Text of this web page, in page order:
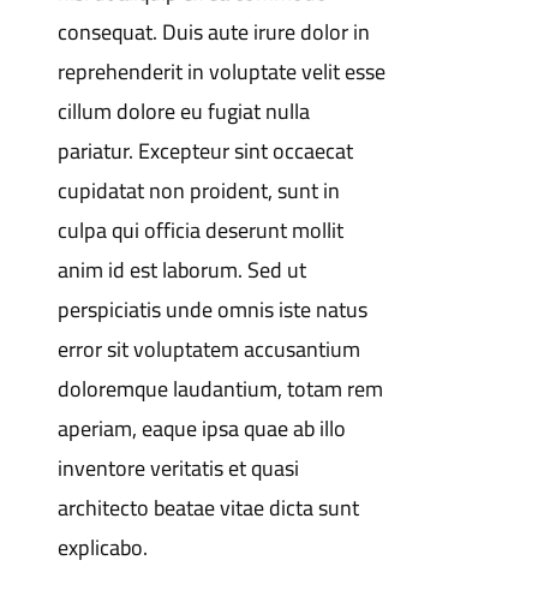
consequat. Duis aute irure dolor in
reprehenderit in voluptate velit esse
cillum dolore eu fugiat nulla
pariatur. Excepteur sint occaecat
cupidatat non proident, sunt in
culpa qui officia deserunt mollit
anim id est laborum. Sed ut
perspiciatis unde omnis iste natus
error sit voluptatem accusantium
doloremque laudantium, totam rem
aperiam, eaque ipsa quae ab illo
inventore veritatis et quasi
architecto beatae vitae dicta sunt
explicabo.